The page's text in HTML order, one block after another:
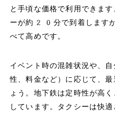
と手頃な価格で利用できま
ーが約20分で到着します
べて高めです。
イベント時の混雑状況や、
性、料金など）に応じて、
ょう。地下鉄は定時性が高
しています。タクシーは快